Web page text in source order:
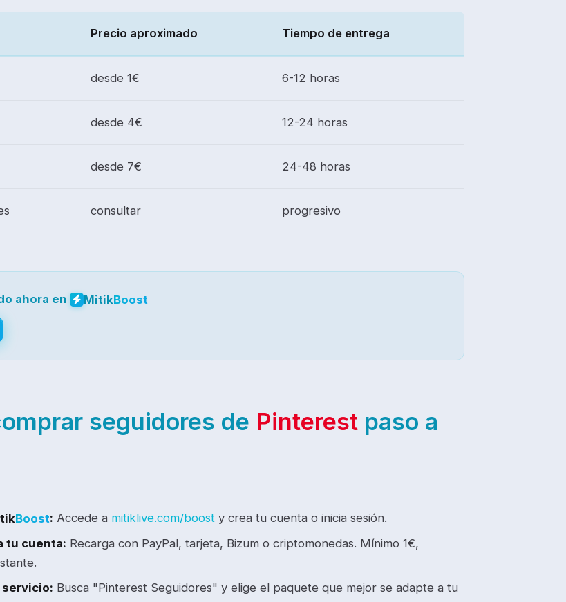
Precio aproximado Tiempo de entrega
desde 1€ 6-12 horas
desde 4€ 12-24 horas
desde 7€ 24-48 horas
consultar progresivo
ahora en MitikBoost
seguidores de Pinterest paso a
Boost: Accede a mitiklive.com/boost y crea tu cuenta o inicia sesión.
tu cuenta: Recarga con PayPal, tarjeta, Bizum o criptomonedas. Mínimo 1€,
servicio: Busca "Pinterest Seguidores" y elige el paquete que mejor se adapte a tu